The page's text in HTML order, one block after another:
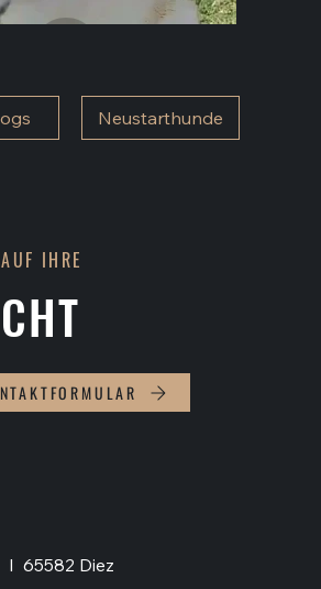
Neustarthunde
IHRE
I 65582 Diez